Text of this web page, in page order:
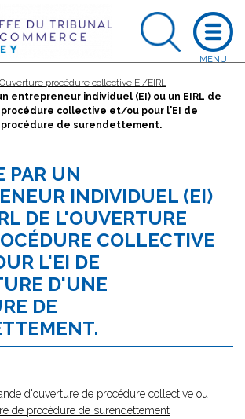
Ouverture procédure collective EI/EIRL
entrepreneur individuel (EI) ou un EIRL de
collective et/ou pour l'EI de
de surendettement.
PAR UN
INDIVIDUEL (EI)
DE L'OUVERTURE
COLLECTIVE
L'EI DE
D'UNE
DE
d'ouverture de procédure collective ou
de procédure de surendettement